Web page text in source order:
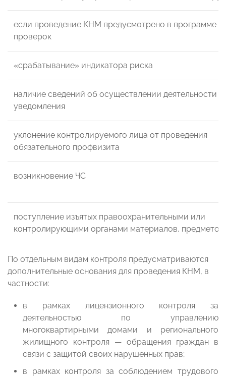
если проведение КНМ предусмотрено в программе
проверок
«срабатывание» индикатора риска
наличие сведений об осуществлении деятельности
уведомления
уклонение контролируемого лица от проведения
обязательного профвизита
возникновение ЧС
поступление изъятых правоохранительными или
контролирующими органами материалов, предметов
По отдельным видам контроля предусматриваются
дополнительные основания для проведения КНМ, в
частности:
в рамках лицензионного контроля за
деятельностью по управлению
многоквартирными домами и регионального
жилищного контроля — обращения граждан в
связи с защитой своих нарушенных прав;
в рамках контроля за соблюдением трудового